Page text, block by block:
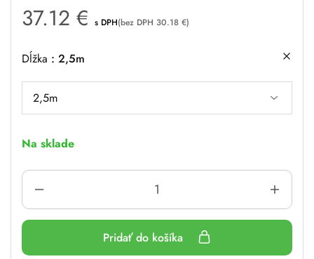
37.12 € s DPH(bez DPH 30.18 €)
Dĺžka 2,5m
Na sklade
Pridať do košíka